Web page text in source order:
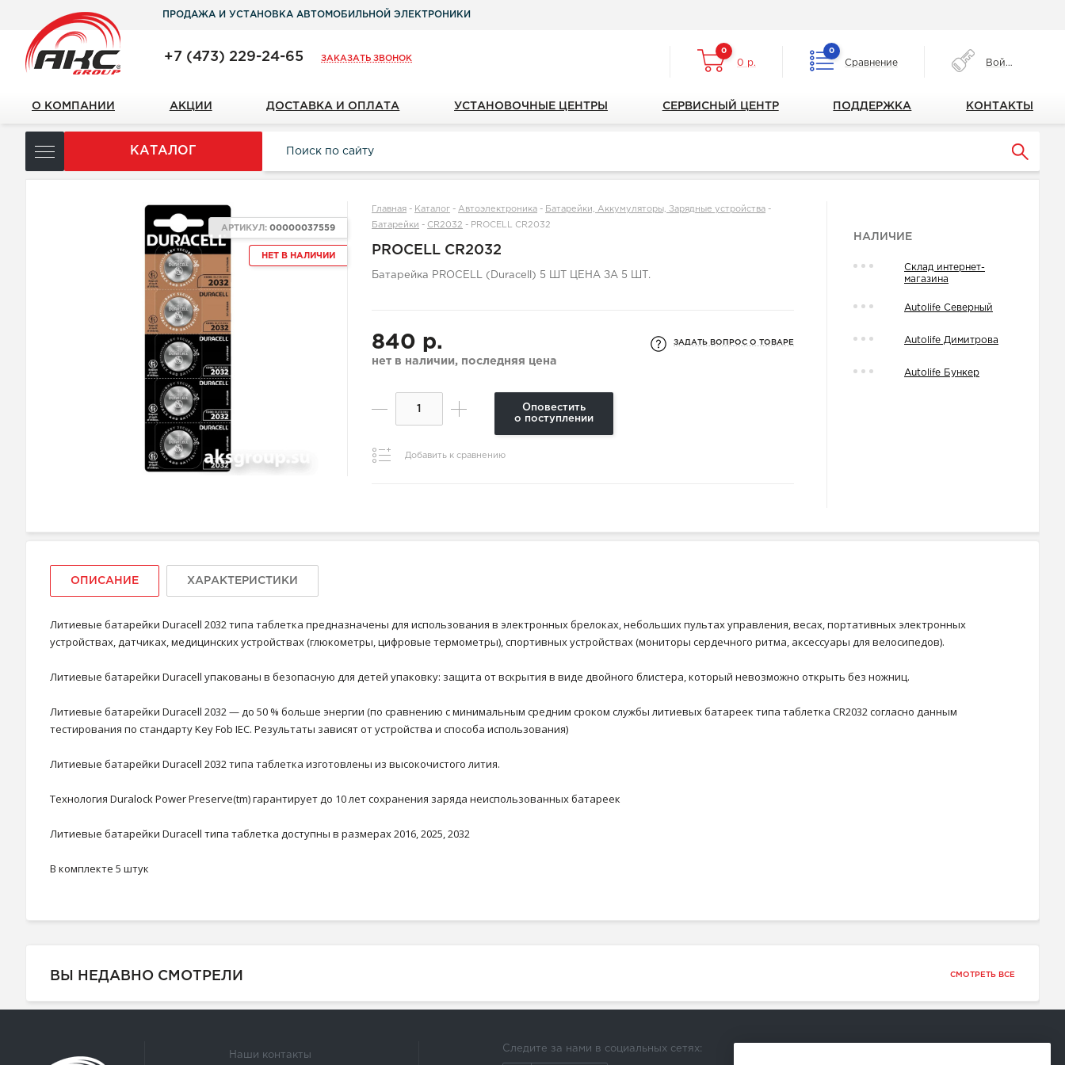
ПРОДАЖА И УСТАНОВКА АВТОМОБИЛЬНОЙ ЭЛЕКТРОНИКИ
+7 (473) 229-24-65 ЗАКАЗАТЬ ЗВОНОК
0
0 р.
0
Сравнение Войти
О КОМПАНИИ АКЦИИ ДОСТАВКА И ОПЛАТА УСТАНОВОЧНЫЕ ЦЕНТРЫ СЕРВИСНЫЙ ЦЕНТР ПОДДЕРЖКА КОНТАКТЫ
КАТАЛОГ
НЕТ В НАЛИЧИИ
АРТИКУЛ:00000037559
Главная - Каталог -Автоэлектроника - Батарейки, Аккумуляторы, Зарядные устройства -
Батарейки - CR2032 - PROCELL CR2032
PROCELL CR2032
Батарейка PROCELL (Duracell) 5 ШТ ЦЕНА ЗА 5 ШТ.
840 р.
нет в наличии, последняя цена
ЗАДАТЬ ВОПРОС О ТОВАРЕ
Оповестить
о поступлении
Добавить к сравнению
НАЛИЧИЕ
Склад интернет-
магазина
Autolife Северный
Autolife Димитрова
Autolife Бункер
ОПИСАНИЕ ХАРАКТЕРИСТИКИ
Литиевые батарейки Duracell 2032 типа таблетка предназначены для использования в электронных брелоках, небольших пультах управления, весах, портативных электронных
устройствах, датчиках, медицинских устройствах (глюкометры, цифровые термометры), спортивных устройствах (мониторы сердечного ритма, аксессуары для велосипедов).
Литиевые батарейки Duracell упакованы в безопасную для детей упаковку: защита от вскрытия в виде двойного блистера, который невозможно открыть без ножниц.
Литиевые батарейки Duracell 2032 — до 50 % больше энергии (по сравнению с минимальным средним сроком службы литиевых батареек типа таблетка CR2032 согласно данным
тестирования по стандарту Key Fob IEC. Результаты зависят от устройства и способа использования)
Литиевые батарейки Duracell 2032 типа таблетка изготовлены из высокочистого лития.
Технология Duralock Power Preserve(tm) гарантирует до 10 лет сохранения заряда неиспользованных батареек
Литиевые батарейки Duracell типа таблетка доступны в размерах 2016, 2025, 2032
В комплекте 5 штук
ВЫ НЕДАВНО СМОТРЕЛИ СМОТРЕТЬ ВСЕ
Наши контакты
Следите за нами в социальных сетях: